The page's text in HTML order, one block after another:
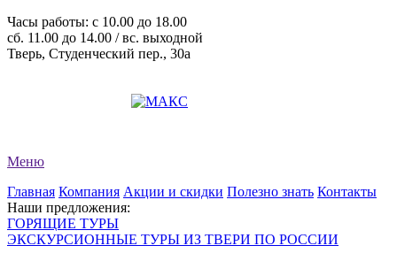
Часы работы: c 10.00 до 18.00
сб. 11.00 до 14.00 / вс. выходной
Тверь, Студенческий пер., 30а
Меню
Главная Компания Акции и скидки Полезно знать Контакты
Наши предложения:
ГОРЯЩИЕ ТУРЫ
ЭКСКУРСИОННЫЕ ТУРЫ ИЗ ТВЕРИ ПО РОССИИ